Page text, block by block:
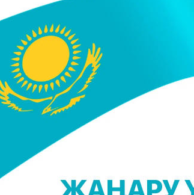
де арнайы рәсімдер арқылы
қатынас та өзгерген, әсіресе
маңызды сәт болғанын, өйткені
кейін әйел 40 күн бойы
жас келінді қорғап,
деп есептелген.
құрған жылдары басқа да